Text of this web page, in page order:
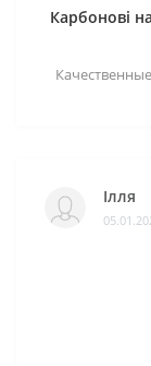
Карбонові
Ілля